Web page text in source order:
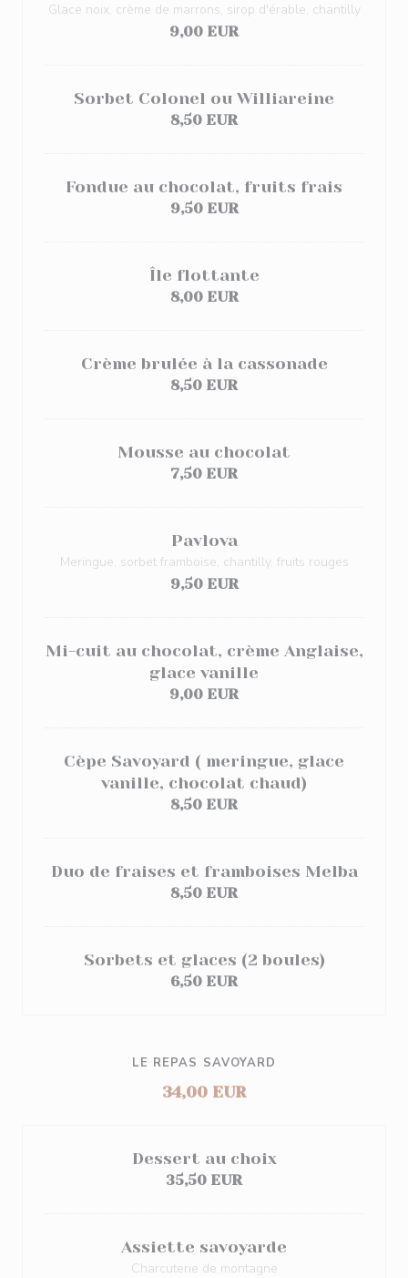
Glace noix, crème de marrons, sirop d'érable, chantilly
9,00 EUR
Sorbet Colonel ou Williareine
8,50 EUR
Fondue au chocolat, fruits frais
9,50 EUR
Île flottante
8,00 EUR
Crème brulée à la cassonade
8,50 EUR
Mousse au chocolat
7,50 EUR
Pavlova
Meringue, sorbet framboise, chantilly, fruits rouges
9,50 EUR
Mi-cuit au chocolat, crème Anglaise,
glace vanille
9,00 EUR
Cèpe Savoyard ( meringue, glace
vanille, chocolat chaud)
8,50 EUR
Duo de fraises et framboises Melba
8,50 EUR
Sorbets et glaces (2 boules)
6,50 EUR
LE REPAS SAVOYARD
34,00 EUR
Dessert au choix
35,50 EUR
Assiette savoyarde
Charcuterie de montagne